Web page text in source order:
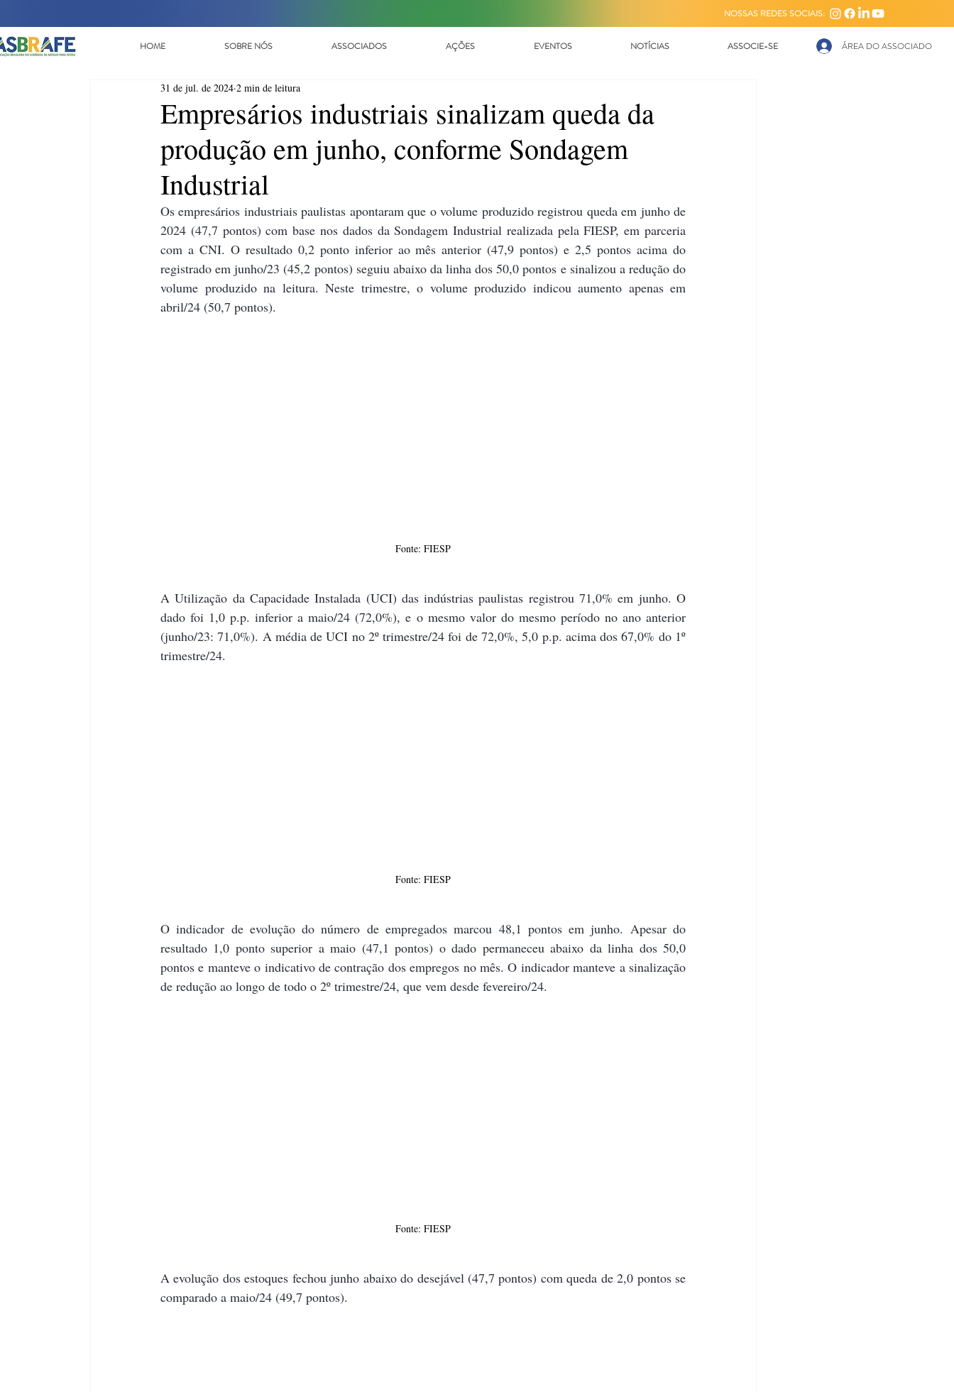
NOSSAS REDES SOCIAIS:
HOME SOBRE NÓS ASSOCIADOS AÇÕES EVENTOS NOTÍCIAS ASSOCIE-SE ÁREA DO ASSOCIADO
Empresários industriais sinalizam queda da
produção em junho, conforme Sondagem
Industrial
31 de jul. de 2024 2 min de leitura
Os empresários industriais paulistas apontaram que o volume produzido registrou queda em junho de
2024 (47,7 pontos) com base nos dados da Sondagem Industrial realizada pela FIESP, em parceria
com a CNI. O resultado 0,2 ponto inferior ao mês anterior (47,9 pontos) e 2,5 pontos acima do
registrado em junho/23 (45,2 pontos) seguiu abaixo da linha dos 50,0 pontos e sinalizou a redução do
volume produzido na leitura. Neste trimestre, o volume produzido indicou aumento apenas em
abril/24 (50,7 pontos).
Fonte: FIESP
A Utilização da Capacidade Instalada (UCI) das indústrias paulistas registrou 71,0% em junho. O
dado foi 1,0 p.p. inferior a maio/24 (72,0%), e o mesmo valor do mesmo período no ano anterior
(junho/23: 71,0%). A média de UCI no 2º trimestre/24 foi de 72,0%, 5,0 p.p. acima dos 67,0% do 1º
trimestre/24.
Fonte: FIESP
O indicador de evolução do número de empregados marcou 48,1 pontos em junho. Apesar do
resultado 1,0 ponto superior a maio (47,1 pontos) o dado permaneceu abaixo da linha dos 50,0
pontos e manteve o indicativo de contração dos empregos no mês. O indicador manteve a sinalização
de redução ao longo de todo o 2º trimestre/24, que vem desde fevereiro/24.
Fonte: FIESP
A evolução dos estoques fechou junho abaixo do desejável (47,7 pontos) com queda de 2,0 pontos se
comparado a maio/24 (49,7 pontos).